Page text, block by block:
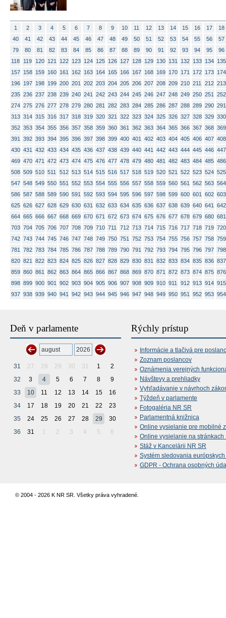
1 2 3 4 5 6 7 8 9 10 11 12 13 14 15 16 17
18
40
41 42 43 44 45 46 47 48 49 50 51 52 53 54 55 56
57
79
80 81 82 83 84 85 86 87 88 89 90 91 92 93 94 95
96
118
119 120 121 122 123 124 125 126 127 128 129 130 131 132 133 134
135
157
158 159 160 161 162 163 164 165 166 167 168 169 170 171 172 173
174
196
197 198 199 200 201 202 203 204 205 206 207 208 209 210 211 212 213
235 236 237 238 239 240 241 242 243 244 245 246 247 248 249 250 251
252
274 275 276 277 278 279 280 281 282 283 284 285 286 287 288 289 290 291
313 314 315 316 317 318 319 320 321 322 323 324 325 326 327 328 329 330
352 353 354 355 356 357 358 359 360 361 362 363 364 365 366 367 368 369
391
392 393 394 395 396 397 398 399 400 401 402 403 404 405 406 407 408
430 431 432 433 434 435 436 437 438 439 440 441 442 443 444 445 446 447
469 470 471 472 473 474 475 476 477 478 479 480 481 482 483 484 485 486
508 509 510 511 512 513 514 515 516 517 518 519 520 521 522 523 524 525
547 548 549 550 551 552 553 554 555 556 557 558 559 560 561 562 563 564
586 587 588 589 590 591 592 593 594 595 596 597 598 599 600 601 602 603
625 626 627 628 629 630 631 632 633 634 635 636 637 638 639 640 641
642
664 665 666 667 668 669 670 671 672 673 674 675 676 677 678 679 680 681
703 704 705 706 707 708 709 710 711 712 713 714 715 716 717 718 719 720
742 743 744 745 746 747 748 749 750 751 752 753 754 755 756 757 758 759
781
782 783 784 785 786 787 788 789 790 791 792 793 794 795 796 797 798
820 821 822 823 824 825 826 827 828 829 830 831 832 833 834 835 836 837
859 860 861 862 863 864 865 866 867 868 869 870 871 872 873 874 875 876
898 899 900 901 902 903 904 905 906 907 908 909 910 911 912 913 914 915
937 938 939 940 941 942 943 944 945 946 947 948 949 950 951 952 953 954
Deň v parlamente
31 27 28 29 30 31 1
2
32
3 4 5 6 7 8
9
33
10 11 12 13 14 15
16
34
17 18 19 20 21 22
23
35
24 25 26 27 28 29
30
36
31 1 2 3 4 5 6
Rýchly prístup
Informácie a tlačivá pre
Zoznam poslancov
Oznámenia verejných
Návštevy a prehliadky
Vyhľadávanie v návrhoch
Týždeň v parlamente
Fotogaléria NR SR
Parlamentná knižnica
Online vysielanie pre mobilné
Online vysielanie na stránkach
Stáž v Kancelárii NR SR
Systém sledovania
GDPR - Ochrana osobných
© 2004 - 2026 K NR SR. Všetky práva vyhradené.